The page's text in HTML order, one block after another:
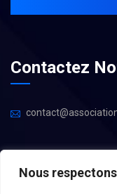
Nous
Contactez